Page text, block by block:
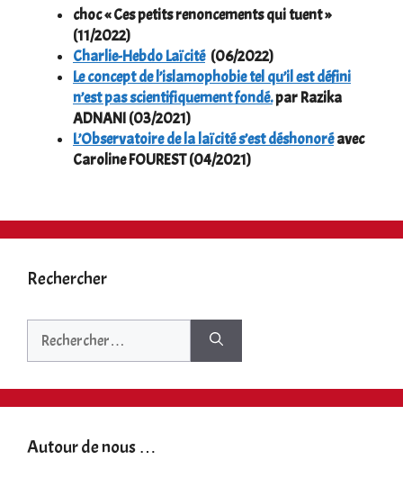
choc « Ces petits renoncements qui tuent »
(11/2022)
Charlie-Hebdo Laïcité(06/2022)
Le concept de l’islamophobie tel qu’il est défini
n’est pas scientifiquement fondé.par Razika
ADNANI (03/2021)
L’Observatoire de la laïcité s’est déshonoréavec
Caroline FOUREST (04/2021)
Rechercher
Rechercher :
Autour de nous …